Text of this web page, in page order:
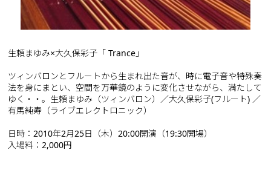
生頼まゆみ×大久保彩子「 Trance」
ツィンバロンとフルートから生まれ出た音が、時に電子音や特殊奏
法を身にまとい、空間を万華鏡のように変化させながら、満たして
ゆく・・。生頼まゆみ（ツィンバロン）／大久保彩子(フルート) ／
有馬純寿（ライブエレクトロニック）
日時：2010年2月25日（木）20:00開演（19:30開場）
入場料：2,000円